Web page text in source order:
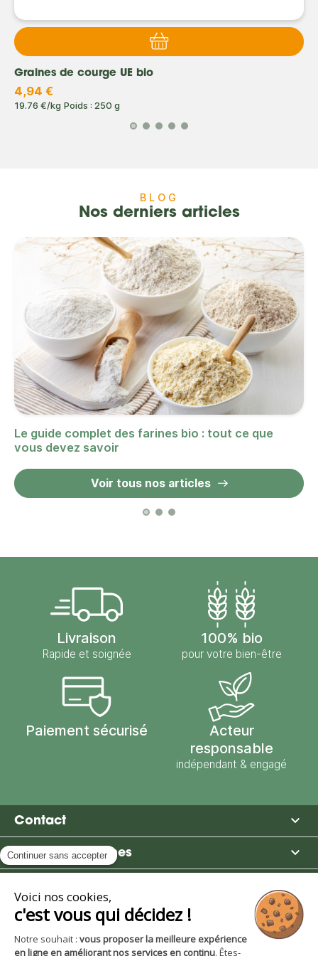
Graines de courge UE bio
4,94 €
19.76 €/kg Poids : 250 g
BLOG
Nos derniers articles
Le guide complet des farines bio : tout ce que
vous devez savoir
Voir tous nos articles
Livraison
Rapide et soignée
100% bio
pour votre bien-être
Paiement sécurisé
Acteur
responsable
indépendant & engagé
Contact 
Moulin des Moines 
Avantages et services 